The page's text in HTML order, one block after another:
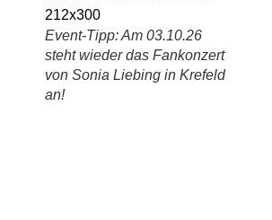
Event-Tipp: Am 03.10.26
steht wieder das Fankonzert
von Sonia Liebing in Krefeld
an!